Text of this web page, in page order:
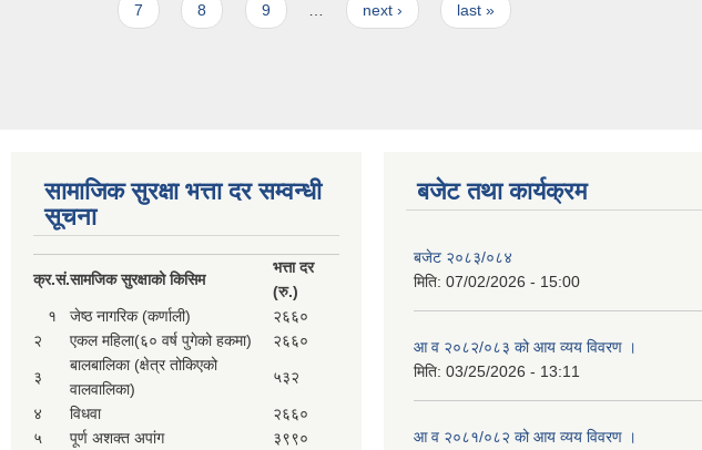
7 8 9 next › last »
सामाजिक सुरक्षा भत्ता दर सम्वन्धी
सूचना
क्र.सं.सामजिक सुरक्षाको किसिम
भत्ता दर
(रु.)
१
जेष्ठ नागरिक (कर्णाली)
२६६०
२
एकल महिला(६० वर्ष पुगेको हकमा) २६६०
३
बालबालिका (क्षेत्र तोकिएको
वालवालिका)
५३२
४ विधवा
२६६०
५
पूर्ण अशक्त अपांग
३९९०
बजेट तथा कार्यक्रम
बजेट २०८३/०८४
मिति: 07/02/2026 - 15:00
आ व २०८२/०८३ को आय व्यय विवरण ।
मिति: 03/25/2026 - 13:11
आ व २०८१/०८२ को आय व्यय विवरण ।